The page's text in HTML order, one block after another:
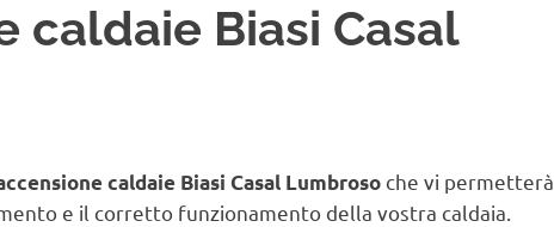
caldaie Biasi Casal
caldaie Biasi Casal Lumbroso che vi permetterà
e il corretto funzionamento della vostra caldaia.